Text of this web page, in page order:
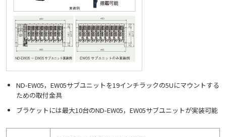
ND-EW05，EW05サブユニットを19インチラックの5Uにマウントする
ための取付金具
ブラケットには最大10台のND-EW05，EW05サブユニットが実装可能